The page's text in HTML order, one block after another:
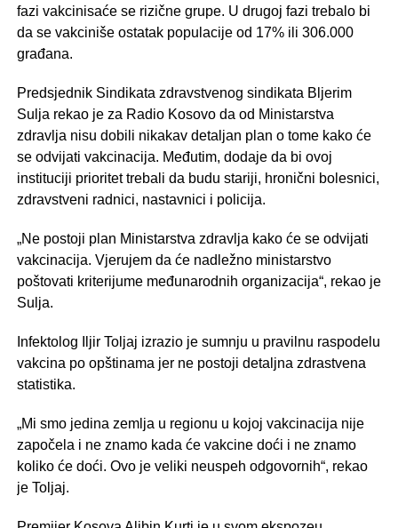
fazi vakcinisaće se rizične grupe. U drugoj fazi trebalo bi
da se vakciniše ostatak populacije od 17% ili 306.000
građana.
Predsjednik Sindikata zdravstvenog sindikata Bljerim
Sulja rekao je za Radio Kosovo da od Ministarstva
zdravlja nisu dobili nikakav detaljan plan o tome kako će
se odvijati vakcinacija. Međutim, dodaje da bi ovoj
instituciji prioritet trebali da budu stariji, hronični bolesnici,
zdravstveni radnici, nastavnici i policija.
„Ne postoji plan Ministarstva zdravlja kako će se odvijati
vakcinacija. Vjerujem da će nadležno ministarstvo
poštovati kriterijume međunarodnih organizacija“, rekao je
Sulja.
Infektolog Iljir Toljaj izrazio je sumnju u pravilnu raspodelu
vakcina po opštinama jer ne postoji detaljna zdrastvena
statistika.
„Mi smo jedina zemlja u regionu u kojoj vakcinacija nije
započela i ne znamo kada će vakcine doći i ne znamo
koliko će doći. Ovo je veliki neuspeh odgovornih“, rekao
je Toljaj.